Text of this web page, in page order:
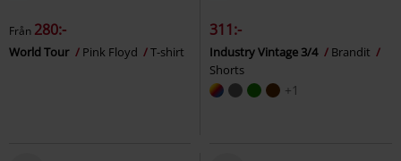
Från 280:-
World Tour Pink Floyd T-shirt
311:-
Industry Vintage 3/4
Brandit
Shorts
+1